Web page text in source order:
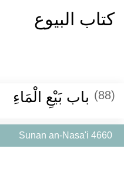
كتاب البيوع
(88) باب بَيْعِ الْمَاءِ ‏‏
Sunan an-Nasa'i 4660